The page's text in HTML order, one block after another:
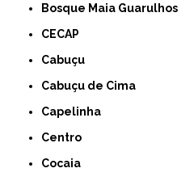
Bosque Maia Guarulhos
CECAP
Cabuçu
Cabuçu de Cima
Capelinha
Centro
Cocaia